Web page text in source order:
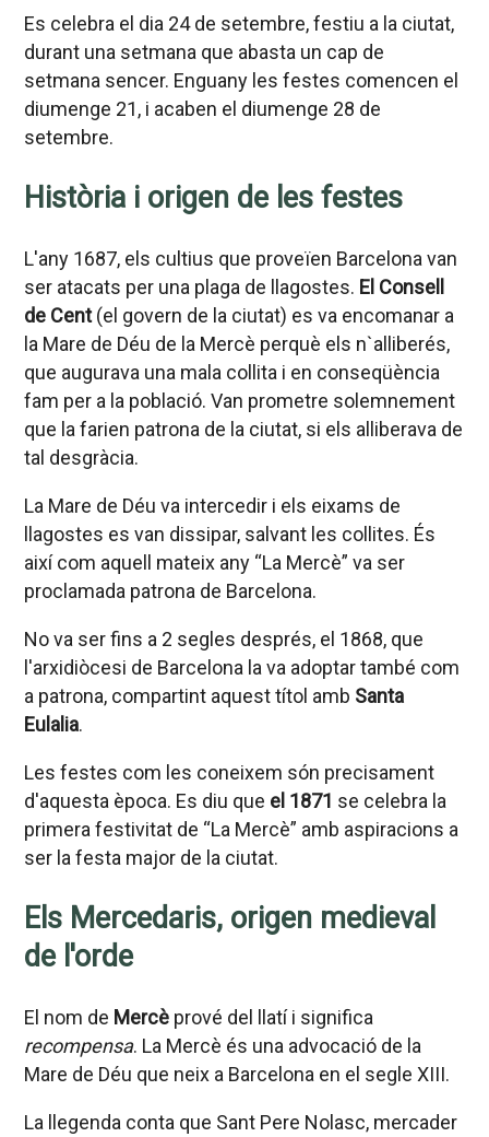
Es celebra el dia 24 de setembre, festiu a la ciutat,
durant una setmana que abasta un cap de
setmana sencer. Enguany les festes comencen el
diumenge 21, i acaben el diumenge 28 de
setembre.
Història i origen de les festes
L'any 1687, els cultius que proveïen Barcelona van
ser atacats per una plaga de llagostes. El Consell
de Cent(el govern de la ciutat) es va encomanar a
la Mare de Déu de la Mercè perquè els n`alliberés,
que augurava una mala collita i en conseqüència
fam per a la població. Van prometre solemnement
que la farien patrona de la ciutat, si els alliberava de
tal desgràcia.
La Mare de Déu va intercedir i els eixams de
llagostes es van dissipar, salvant les collites. És
així com aquell mateix any “La Mercè” va ser
proclamada patrona de Barcelona.
No va ser fins a 2 segles després, el 1868, que
l'arxidiòcesi de Barcelona la va adoptar també com
a patrona, compartint aquest títol amb Santa
Eulalia.
Les festes com les coneixem són precisament
d'aquesta època. Es diu que el 1871 se celebra la
primera festivitat de “La Mercè” amb aspiracions a
ser la festa major de la ciutat.
Els Mercedaris, origen medieval
de l'orde
El nom de Mercè prové del llatí i significa
recompensa. La Mercè és una advocació de la
Mare de Déu que neix a Barcelona en el segle XIII.
La llegenda conta que Sant Pere Nolasc, mercader